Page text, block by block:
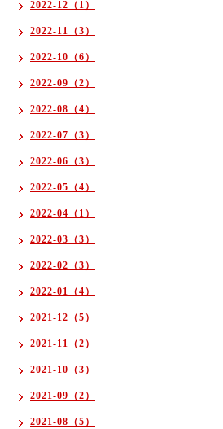
2022-12（1）
2022-11（3）
2022-10（6）
2022-09（2）
2022-08（4）
2022-07（3）
2022-06（3）
2022-05（4）
2022-04（1）
2022-03（3）
2022-02（3）
2022-01（4）
2021-12（5）
2021-11（2）
2021-10（3）
2021-09（2）
2021-08（5）